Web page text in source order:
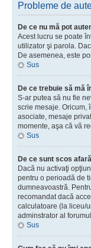
Probleme de
De ce nu mă pot
Acest lucru se poate
utilizator şi parola.
De asemenea, este
Sus
De ce trebuie să mă
S-ar putea să nu fie
scrie mesaje. Oricum,
asociate, mesaje
momente, aşa că vă
Sus
De ce sunt scos
Dacă nu activaţi
pentru o perioadă de
dumneavoastră.
recomandat dacă
calculatoare (la liceu/
adminstrator al
Sus